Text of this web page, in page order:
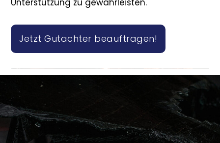
Unterstützung zu gewährleisten.
Jetzt Gutachter beauftragen!